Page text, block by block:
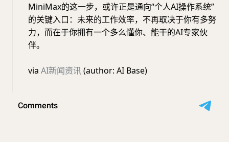
MiniMax的这一步，或许正是通向“个人AI操作系统”
的关键入口：未来的工作效率，不再取决于你有多努
力，而在于你拥有一个多么懂你、能干的AI专家伙
伴。
via AI新闻资讯(author: AI Base)